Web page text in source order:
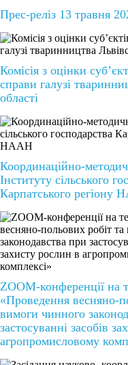
Прес-реліз 13 травня
Комісія з оцінки
справи галузі
області
Координаційно-
Інституту сільського
Карпатського регіону
ZOOM-конференції на
«Проведення весняно-
вимоги чинного
застосуванні засобів
агропромисловому